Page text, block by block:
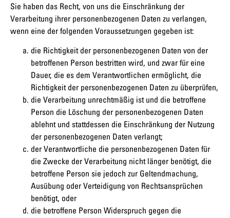
Sie haben das Recht, von uns die Einschränkung der
Verarbeitung ihrer personenbezogenen Daten zu verlangen,
wenn eine der folgenden Voraussetzungen gegeben ist:
die Richtigkeit der personenbezogenen Daten von der
betroffenen Person bestritten wird, und zwar für eine
Dauer, die es dem Verantwortlichen ermöglicht, die
Richtigkeit der personenbezogenen Daten zu überprüfen,
die Verarbeitung unrechtmäßig ist und die betroffene
Person die Löschung der personenbezogenen Daten
ablehnt und stattdessen die Einschränkung der Nutzung
der personenbezogenen Daten verlangt;
der Verantwortliche die personenbezogenen Daten für
die Zwecke der Verarbeitung nicht länger benötigt, die
betroffene Person sie jedoch zur Geltendmachung,
Ausübung oder Verteidigung von Rechtsansprüchen
benötigt, oder
die betroffene Person Widerspruch gegen die